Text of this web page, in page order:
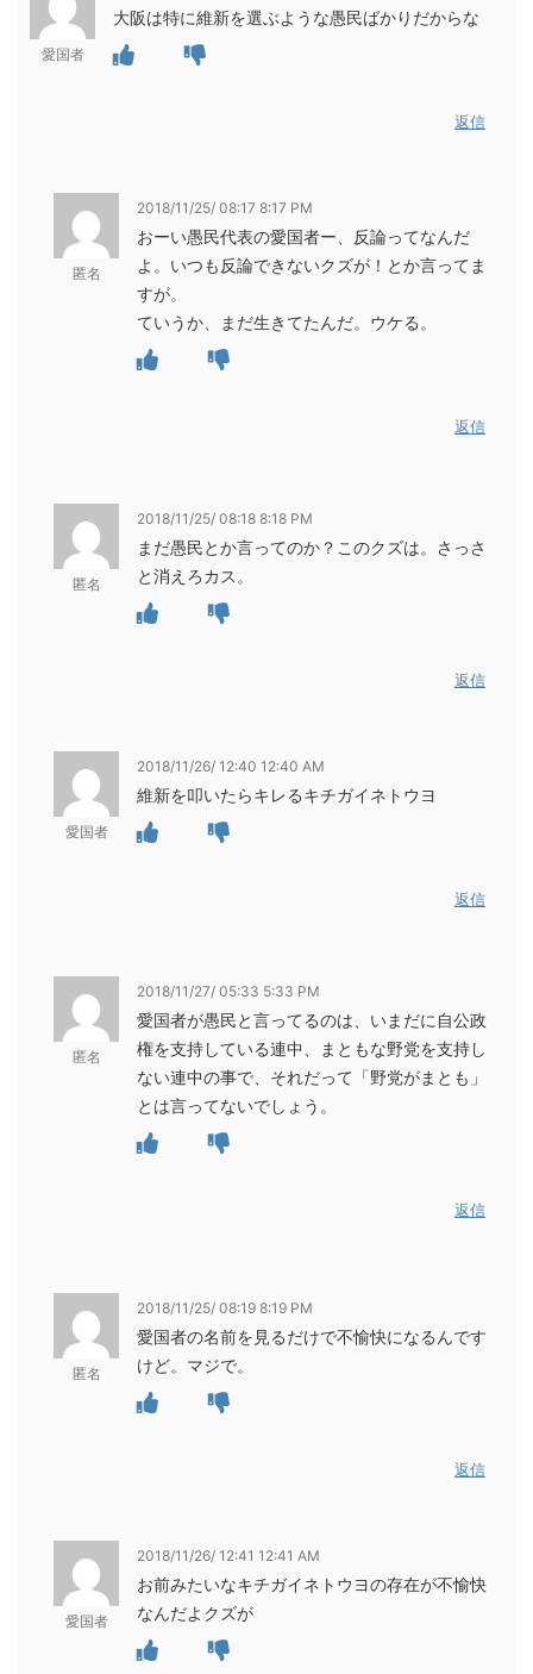
愛国者
大阪は特に維新を選ぶような愚民ばかりだからな
返信
匿名
2018/11/25/ 08:17 8:17 PM
おーい愚民代表の愛国者ー、反論ってなんだ
よ。いつも反論できないクズが！とか言ってま
すが。
ていうか、まだ生きてたんだ。ウケる。
返信
匿名
2018/11/25/ 08:18 8:18 PM
まだ愚民とか言ってのか？このクズは。さっさ
と消えろカス。
返信
愛国者
2018/11/26/ 12:40 12:40 AM
維新を叩いたらキレるキチガイネトウヨ
返信
匿名
2018/11/27/ 05:33 5:33 PM
愛国者が愚民と言ってるのは、いまだに自公政
権を支持している連中、まともな野党を支持し
ない連中の事で、それだって「野党がまとも」
とは言ってないでしょう。
返信
匿名
2018/11/25/ 08:19 8:19 PM
愛国者の名前を見るだけで不愉快になるんです
けど。マジで。
返信
愛国者
2018/11/26/ 12:41 12:41 AM
お前みたいなキチガイネトウヨの存在が不愉快
なんだよクズが